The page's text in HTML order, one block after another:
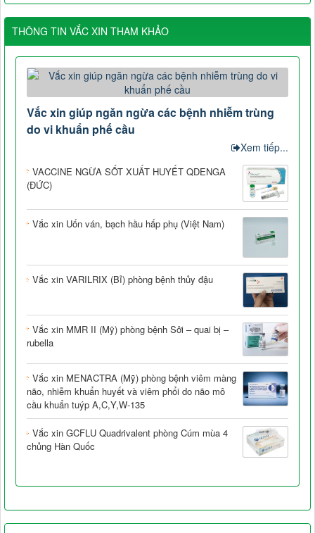
THÔNG TIN VẮC XIN THAM KHẢO
Vắc xin giúp ngăn ngừa các bệnh nhiễm trùng
do vi khuẩn phế cầu
Xem tiếp...
VACCINE NGỪA SỐT XUẤT HUYẾT QDENGA
(ĐỨC)
Vắc xin Uốn ván, bạch hầu hấp phụ (Việt Nam)
Vắc xin VARILRIX (Bỉ) phòng bệnh thủy đậu
Vắc xin MMR II (Mỹ) phòng bệnh Sởi – quai bị –
rubella
Vắc xin MENACTRA (Mỹ) phòng bệnh viêm màng
não, nhiễm khuẩn huyết và viêm phổi do não mô
cầu khuẩn tuýp A,C,Y,W-135
Vắc xin GCFLU Quadrivalent phòng Cúm mùa 4
chủng Hàn Quốc